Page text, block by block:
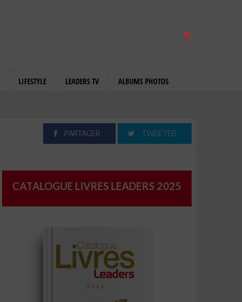
LIFESTYLE LEADERS TV ALBUMS PHOTOS
PARTAGER TWEETER
CATALOGUE LIVRES LEADERS 2025